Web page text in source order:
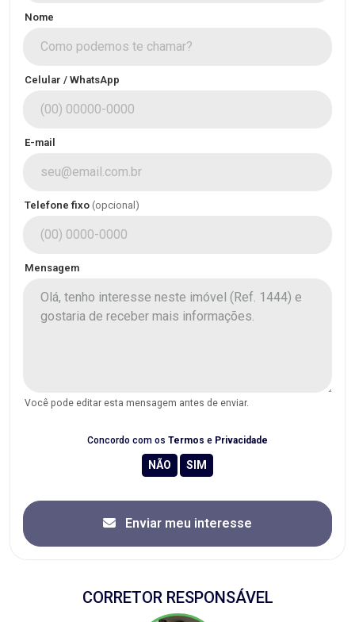
Nome
Celular / WhatsApp
E-mail
Telefone fixo (opcional)
Mensagem
Você pode editar esta mensagem antes de enviar.
Concordo com os Termos e Privacidade
Enviar meu interesse
CORRETOR RESPONSÁVEL